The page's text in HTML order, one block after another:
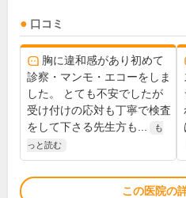
口コミ
胸に違和感があり初めて
診察・マンモ・エコーをしま
した。 とても不安でしたが
受け付けの応対も丁寧で検査
をして下さる先生方も...
も
っと読む
この医院の